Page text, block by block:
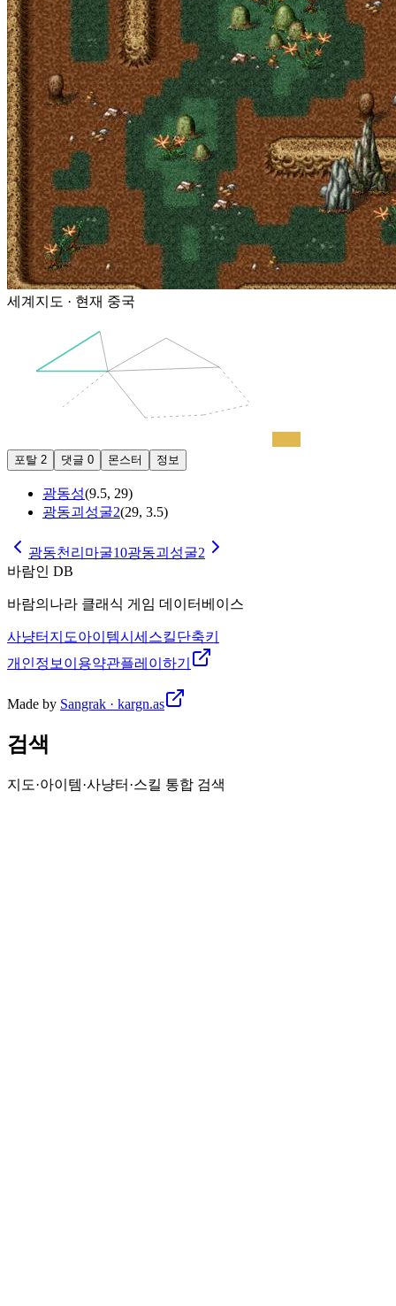
세계지도 · 현재 중국
포탈 2 댓글 0 몬스터 정보
광동성(9.5, 29)
광동괴성굴2(29, 3.5)
광동천리마굴10광동괴성굴2
바람인 DB
바람의나라 클래식 게임 데이터베이스
사냥터 지도아이템시세 스킬단축키
개인정보 이용약관플레이하기
Made by Sangrak · kargn.as
검색
지도·아이템·사냥터·스킬 통합 검색